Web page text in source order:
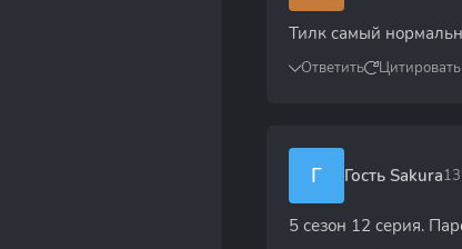
Тилк самый
Ответить Цитировать
Г Гость Sakura
5 сезон 12 серия.